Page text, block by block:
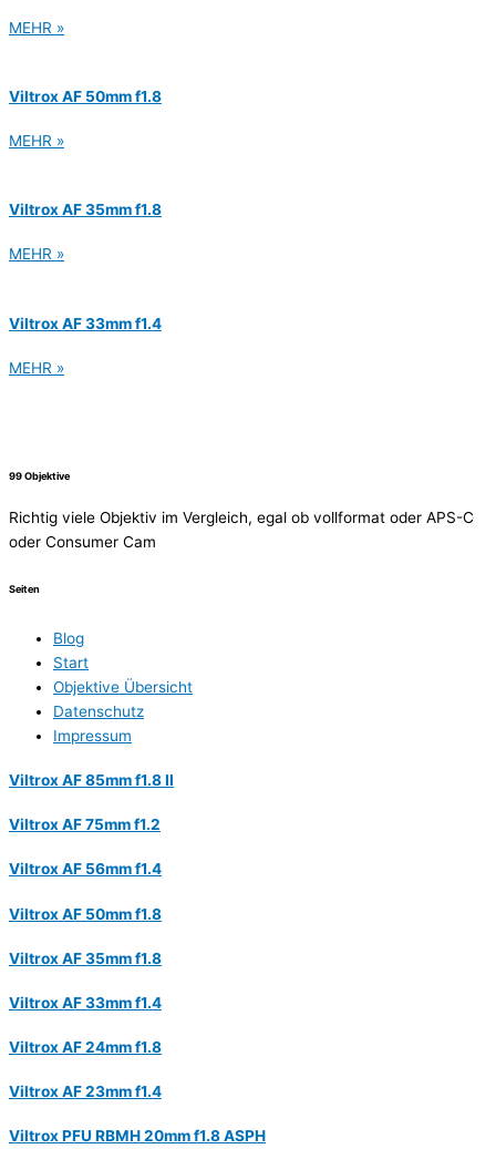
MEHR »
Viltrox AF 50mm f1.8
MEHR »
Viltrox AF 35mm f1.8
MEHR »
Viltrox AF 33mm f1.4
MEHR »
99 Objektive
Richtig viele Objektiv im Vergleich, egal ob vollformat oder APS-C
oder Consumer Cam
Seiten
Blog
Start
Objektive Übersicht
Datenschutz
Impressum
Viltrox AF 85mm f1.8 II
Viltrox AF 75mm f1.2
Viltrox AF 56mm f1.4
Viltrox AF 50mm f1.8
Viltrox AF 35mm f1.8
Viltrox AF 33mm f1.4
Viltrox AF 24mm f1.8
Viltrox AF 23mm f1.4
Viltrox PFU RBMH 20mm f1.8 ASPH